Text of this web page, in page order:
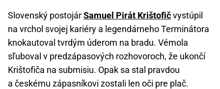
Slovenský postojárSamuel Pirát Krištofičvystúpil
na vrchol svojej kariéry a legendárneho Terminátora
knokautoval tvrdým úderom na bradu. Vémola
sľuboval v predzápasových rozhovoroch, že ukončí
Krištofiča na submisiu. Opak sa stal pravdou
a českému zápasníkovi zostali len oči pre plač.